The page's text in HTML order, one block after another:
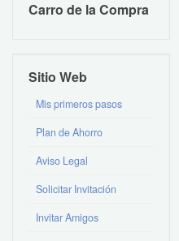
Carro de la Compra
Sitio Web
Mis primeros pasos
Plan de Ahorro
Aviso Legal
Solicitar Invitación
Invitar Amigos